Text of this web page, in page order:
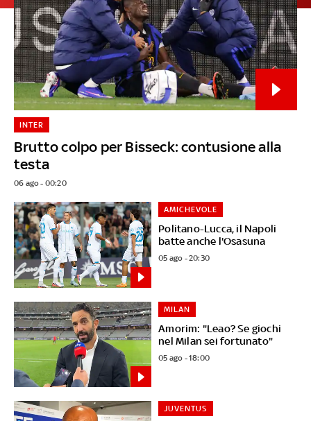
Brutto colpo per Bisseck: contusione alla
testa
INTER
06 ago - 00:20
Politano-Lucca, il Napoli
batte anche l'Osasuna
AMICHEVOLE
05 ago - 20:30
Amorim: "Leao? Se giochi
nel Milan sei fortunato"
MILAN
05 ago - 18:00
JUVENTUS